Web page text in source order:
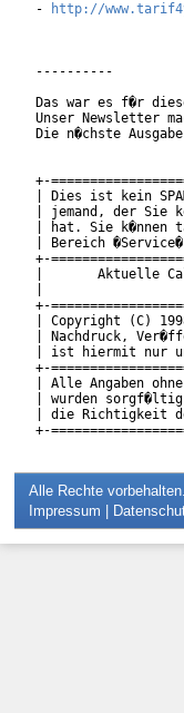
-
http://
----------
Das war es f�r
Unser Newsletter
Die n�chste
+-
| Dies ist kein
| jemand, der Sie
| hat. Sie k�nnen
| Bereich
+-
|       Aktuelle
+-
| Copyright (C)
| Nachdruck,
| ist hiermit nur
+-
| Alle Angaben
| wurden
| die Richtigkeit
Alle Rechte
Impressum |